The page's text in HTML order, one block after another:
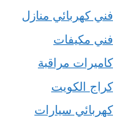
فني كهربائي منازل
فني مكيفات
كاميرات مراقبة
كراج الكويت
كهربائي سيارات